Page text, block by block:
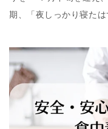
期、「夜しっかり寝たは